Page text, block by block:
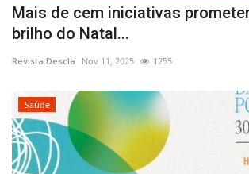
Educação
Estatuto Editorial
Saúde
Ficha técnica
Mais de cem iniciativas
brilho do Natal...
Revista Descla Nov 11, 2025 1255
Saúde